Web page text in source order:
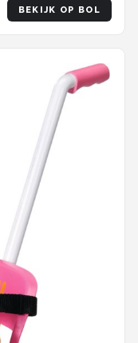
BEKIJK OP BOL